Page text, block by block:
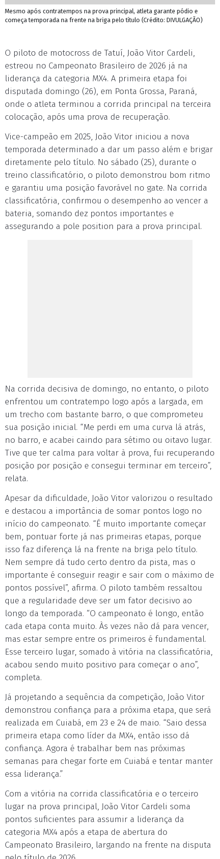
Mesmo após contratempos na prova principal, atleta garante pódio e
começa temporada na frente na briga pelo título (Crédito: DIVULGAÇÃO)
O piloto de motocross de Tatuí, João Vitor Cardeli,
estreou no Campeonato Brasileiro de 2026 já na
liderança da categoria MX4. A primeira etapa foi
disputada domingo (26), em Ponta Grossa, Paraná,
onde o atleta terminou a corrida principal na terceira
colocação, após uma prova de recuperação.
Vice-campeão em 2025, João Vitor iniciou a nova
temporada determinado a dar um passo além e brigar
diretamente pelo título. No sábado (25), durante o
treino classificatório, o piloto demonstrou bom ritmo
e garantiu uma posição favorável no gate. Na corrida
classificatória, confirmou o desempenho ao vencer a
bateria, somando dez pontos importantes e
assegurando a pole position para a prova principal.
Na corrida decisiva de domingo, no entanto, o piloto
enfrentou um contratempo logo após a largada, em
um trecho com bastante barro, o que comprometeu
sua posição inicial. “Me perdi em uma curva lá atrás,
no barro, e acabei caindo para sétimo ou oitavo lugar.
Tive que ter calma para voltar à prova, fui recuperando
posição por posição e consegui terminar em terceiro”,
relata.
Apesar da dificuldade, João Vitor valorizou o resultado
e destacou a importância de somar pontos logo no
início do campeonato. “É muito importante começar
bem, pontuar forte já nas primeiras etapas, porque
isso faz diferença lá na frente na briga pelo título.
Nem sempre dá tudo certo dentro da pista, mas o
importante é conseguir reagir e sair com o máximo de
pontos possível”, afirma. O piloto também ressaltou
que a regularidade deve ser um fator decisivo ao
longo da temporada. “O campeonato é longo, então
cada etapa conta muito. Às vezes não dá para vencer,
mas estar sempre entre os primeiros é fundamental.
Esse terceiro lugar, somado à vitória na classificatória,
acabou sendo muito positivo para começar o ano”,
completa.
Já projetando a sequência da competição, João Vitor
demonstrou confiança para a próxima etapa, que será
realizada em Cuiabá, em 23 e 24 de maio. “Saio dessa
primeira etapa como líder da MX4, então isso dá
confiança. Agora é trabalhar bem nas próximas
semanas para chegar forte em Cuiabá e tentar manter
essa liderança.”
Com a vitória na corrida classificatória e o terceiro
lugar na prova principal, João Vitor Cardeli soma
pontos suficientes para assumir a liderança da
categoria MX4 após a etapa de abertura do
Campeonato Brasileiro, largando na frente na disputa